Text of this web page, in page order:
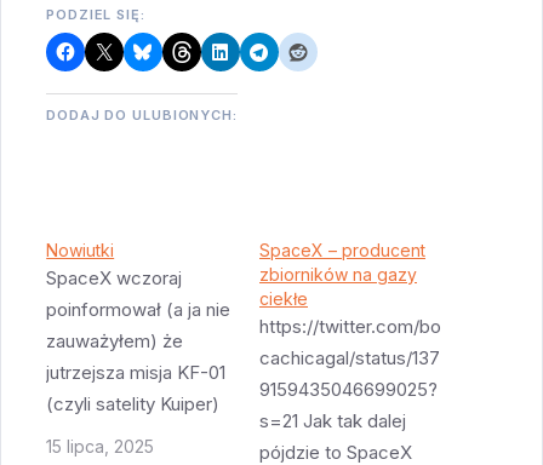
PODZIEL SIĘ:
DODAJ DO ULUBIONYCH:
Nowiutki
SpaceX wczoraj
poinformował (a ja nie
zauważyłem) że
jutrzejsza misja KF-01
(czyli satelity Kuiper)
poleci nowiutkim
15 lipca, 2025
SpaceX – producent
zbiorników na gazy
ciekłe
https://twitter.com/bo
cachicagal/status/137
9159435046699025?
s=21 Jak tak dalej
pójdzie to SpaceX